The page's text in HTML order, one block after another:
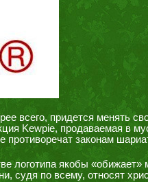
всего, придется менять
Kewpie, продаваемая в
противоречат законам
логотипа якобы
судя по всему, относят